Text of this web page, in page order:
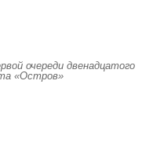
очереди двенадцатого
«Остров»